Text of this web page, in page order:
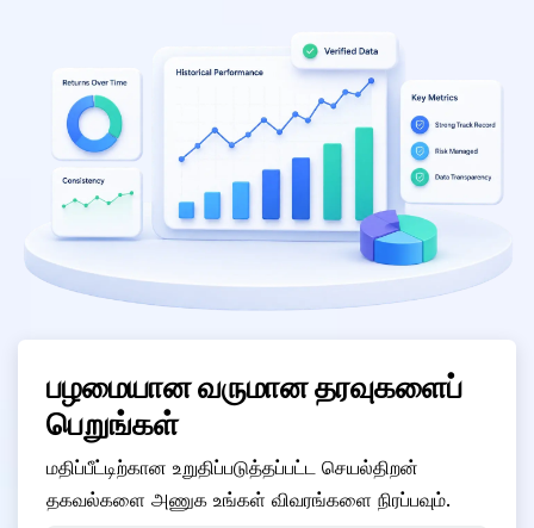
பழமையான வருமான தரவுகளைப்
பெறுங்கள்
மதிப்பீட்டிற்கான உறுதிப்படுத்தப்பட்ட செயல்திறன்
தகவல்களை அணுக உங்கள் விவரங்களை நிரப்பவும்.